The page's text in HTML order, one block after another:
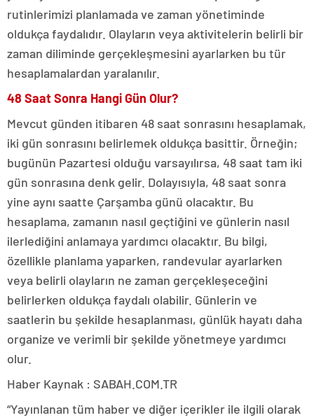
rutinlerimizi planlamada ve zaman yönetiminde
oldukça faydalıdır. Olayların veya aktivitelerin belirli bir
zaman diliminde gerçekleşmesini ayarlarken bu tür
hesaplamalardan yaralanılır.
48 Saat Sonra Hangi Gün Olur?
Mevcut günden itibaren 48 saat sonrasını hesaplamak,
iki gün sonrasını belirlemek oldukça basittir. Örneğin;
bugünün Pazartesi olduğu varsayılırsa, 48 saat tam iki
gün sonrasına denk gelir. Dolayısıyla, 48 saat sonra
yine aynı saatte Çarşamba günü olacaktır. Bu
hesaplama, zamanın nasıl geçtiğini ve günlerin nasıl
ilerlediğini anlamaya yardımcı olacaktır. Bu bilgi,
özellikle planlama yaparken, randevular ayarlarken
veya belirli olayların ne zaman gerçekleşeceğini
belirlerken oldukça faydalı olabilir. Günlerin ve
saatlerin bu şekilde hesaplanması, günlük hayatı daha
organize ve verimli bir şekilde yönetmeye yardımcı
olur.
Haber Kaynak : SABAH.COM.TR
“Yayınlanan tüm haber ve diğer içerikler ile ilgili olarak